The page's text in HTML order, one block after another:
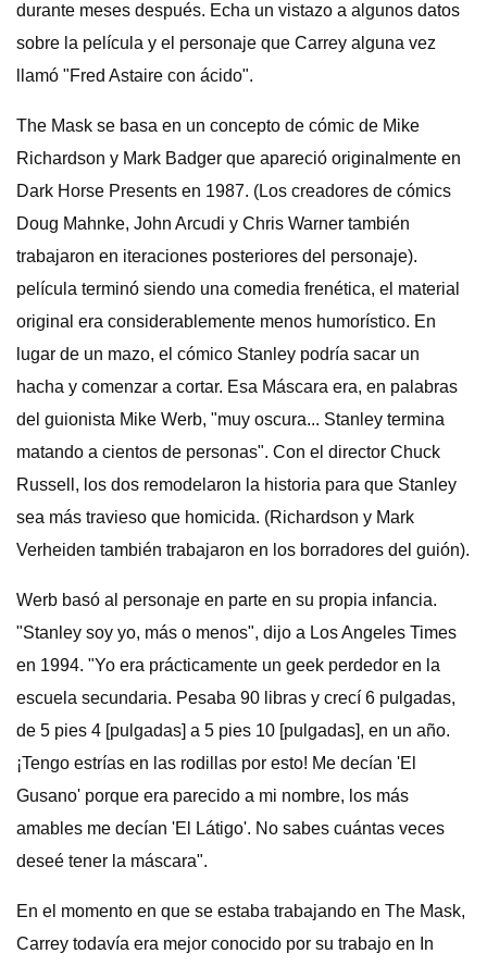
durante meses después. Echa un vistazo a algunos datos
sobre la película y el personaje que Carrey alguna vez
llamó "Fred Astaire con ácido".
The Mask se basa en un concepto de cómic de Mike
Richardson y Mark Badger que apareció originalmente en
Dark Horse Presents en 1987. (Los creadores de cómics
Doug Mahnke, John Arcudi y Chris Warner también
trabajaron en iteraciones posteriores del personaje).
película terminó siendo una comedia frenética, el material
original era considerablemente menos humorístico. En
lugar de un mazo, el cómico Stanley podría sacar un
hacha y comenzar a cortar. Esa Máscara era, en palabras
del guionista Mike Werb, "muy oscura... Stanley termina
matando a cientos de personas". Con el director Chuck
Russell, los dos remodelaron la historia para que Stanley
sea más travieso que homicida. (Richardson y Mark
Verheiden también trabajaron en los borradores del guión).
Werb basó al personaje en parte en su propia infancia.
"Stanley soy yo, más o menos", dijo a Los Angeles Times
en 1994. "Yo era prácticamente un geek perdedor en la
escuela secundaria. Pesaba 90 libras y crecí 6 pulgadas,
de 5 pies 4 [pulgadas] a 5 pies 10 [pulgadas], en un año.
¡Tengo estrías en las rodillas por esto! Me decían 'El
Gusano' porque era parecido a mi nombre, los más
amables me decían 'El Látigo'. No sabes cuántas veces
deseé tener la máscara".
En el momento en que se estaba trabajando en The Mask,
Carrey todavía era mejor conocido por su trabajo en In